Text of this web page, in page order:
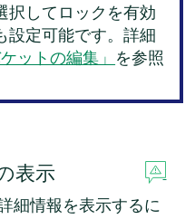
択してロックを有効
設定可能です。詳細
ットの編集」 を参照
表示
細情報を表示するに